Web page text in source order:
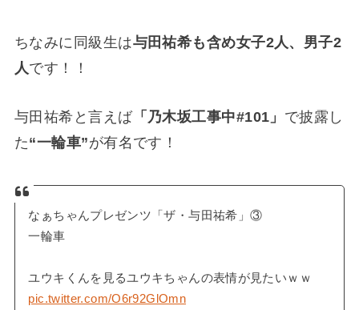
ちなみに同級生は与田祐希も含め女子2人、男子2
人です！！
与田祐希と言えば「乃木坂工事中#101」 で披露し
た“一輪車”が有名です！
なぁちゃんプレゼンツ「ザ・与田祐希」③
一輪車
ユウキくんを見るユウキちゃんの表情が見たいｗｗ
pic.twitter.com/O6r92GlOmn